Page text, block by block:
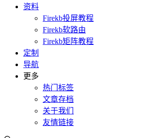
资料
Firekb投屏教程
Firekb软路由
Firekb矩阵教程
定制
导航
更多
热门标签
文章存档
关于我们
友情链接